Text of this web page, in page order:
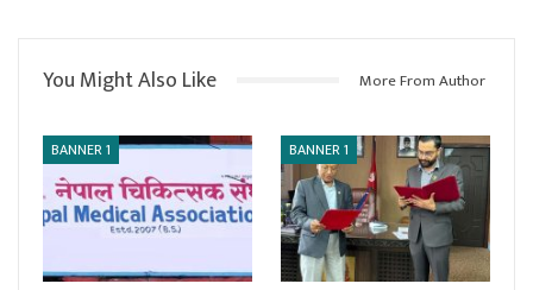
You Might Also Like More From Author
BANNER 1 BANNER 1